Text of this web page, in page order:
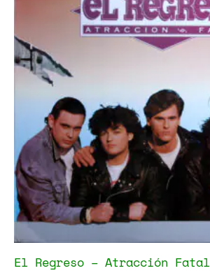
El Regreso – Atracción Fatal